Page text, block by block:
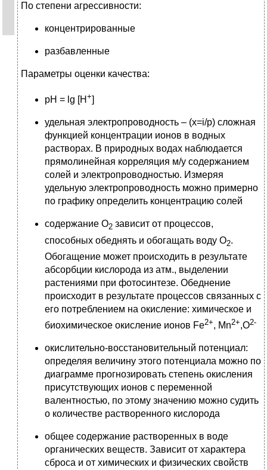
По степени агрессивности:
концентрированные
разбавленные
Параметры оценки качества:
pН = lg [H +]
удельная электропроводность – (x=i/p) сложная
функцией концентрации ионов в водных
растворах. В природных водах наблюдается
прямолинейная корреляция м/у содержанием
солей и электропроводностью. Измеряя
удельную электропроводность можно примерно
по графику определить концентрацию солей
содержание О2 зависит от процессов,
способных обеднять и обогащать воду О2.
Обогащение может происходить в результате
абсорбции кислорода из атм., выделении
растениями при фотосинтезе. Обеднение
происходит в результате процессов связанных с
его потреблением на окисление: химическое и
биохимическое окисление ионов Fe2+, Mn2+,O2-
окислительно-восстановительный потенциал:
определяя величину этого потенциала можно по
диаграмме прогнозировать степень окисления
присутствующих ионов с переменной
валентностью, по этому значению можно судить
о количестве растворенного кислорода
общее содержание растворенных в воде
органических веществ. Зависит от характера
сброса и от химических и физических свойств